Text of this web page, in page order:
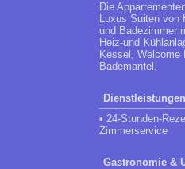
Die
Luxus Suiten von
und Badezimmer
Heiz-und
Kessel, Welcome
Bademantel.
• 24-Stunden-
Zimmerservice
Gastronomie &